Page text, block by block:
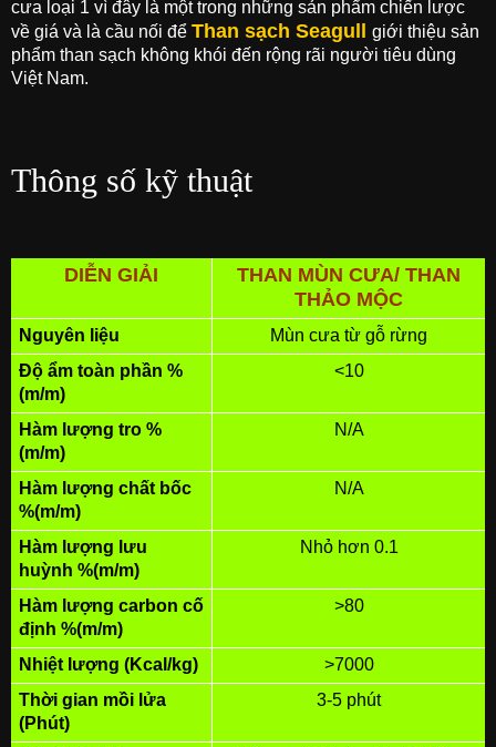
cưa loại 1 vì đây là một trong những sản phẩm chiến lược
về giá và là cầu nối để Than sạch Seagull giới thiệu sản
phẩm than sạch không khói đến rộng rãi người tiêu dùng
Việt Nam.
Thông số kỹ thuật
DIỄN GIẢI
THAN MÙN CƯA/ THAN
THẢO MỘC
Nguyên liệu
Mùn cưa từ gỗ rừng
Độ ẩm toàn phần %
(m/m)
<10
Hàm lượng tro %
(m/m)
N/A
Hàm lượng chất bốc
%(m/m)
N/A
Hàm lượng lưu
huỳnh %(m/m)
Nhỏ hơn 0.1
Hàm lượng carbon cố
định %(m/m)
>80
Nhiệt lượng (Kcal/kg)
>7000
Thời gian mồi lửa
(Phút)
3-5 phút